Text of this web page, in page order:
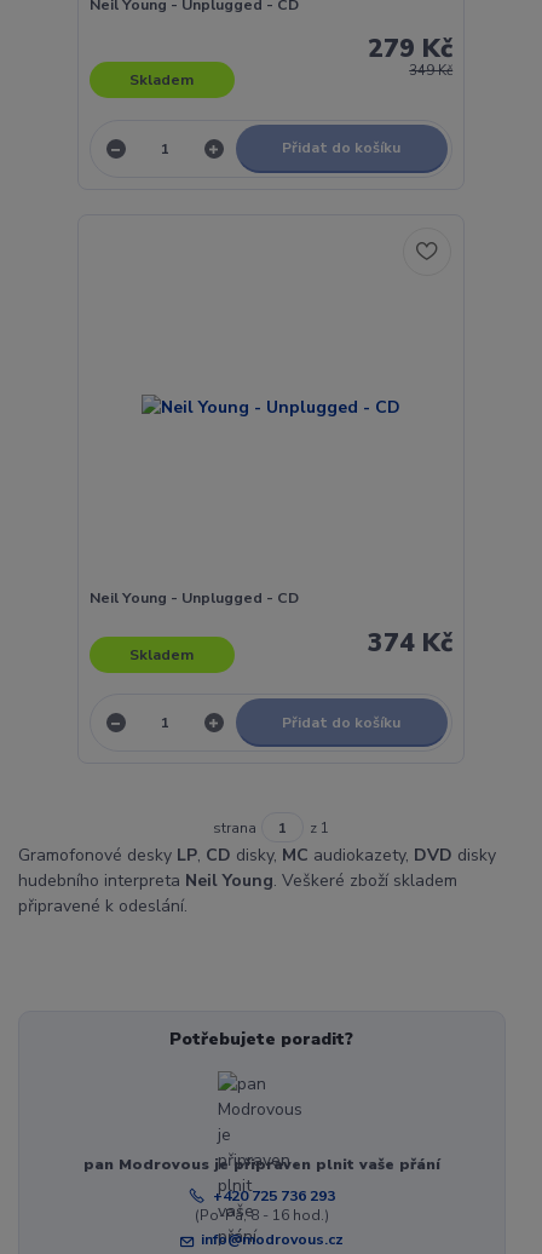
Neil Young - Unplugged - CD
349 Kč
279 Kč
Skladem
Přidat do košíku
Neil Young - Unplugged - CD
374 Kč
Skladem
Přidat do košíku
strana z 1
Gramofonové desky LP, CD disky, MC audiokazety, DVD disky
hudebního interpreta Neil Young. Veškeré zboží skladem
připravené k odeslání.
Potřebujete poradit?
pan Modrovous je připraven plnit vaše přání
+420 725 736 293
(Po-Pá, 8 - 16 hod.)
info@modrovous.cz